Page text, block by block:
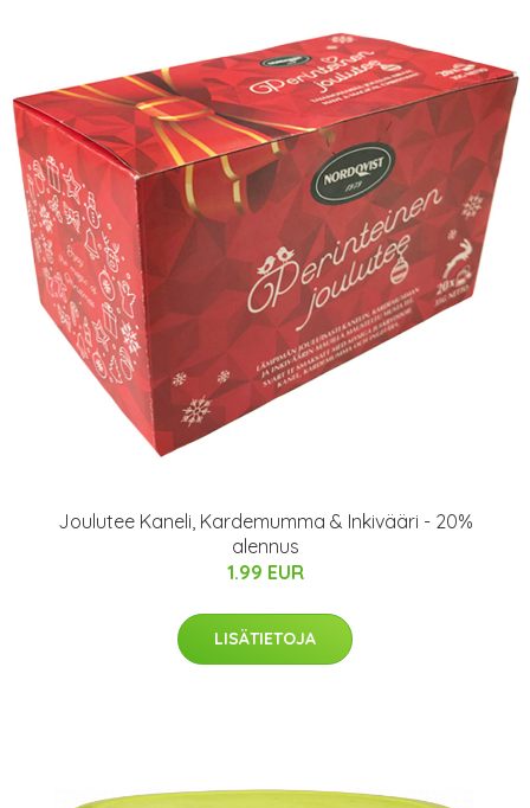
Joulutee Kaneli, Kardemumma & Inkivääri - 20%
alennus
1.99 EUR
LISÄTIETOJA